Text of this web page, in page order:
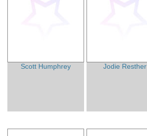
Scott Humphrey Jodie Resther